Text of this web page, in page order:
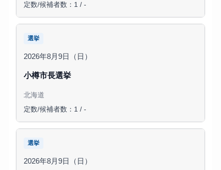
定数/候補者数：1 / -
選挙
2026年8月9日（日）
小樽市長選挙
北海道
定数/候補者数：1 / -
選挙
2026年8月9日（日）